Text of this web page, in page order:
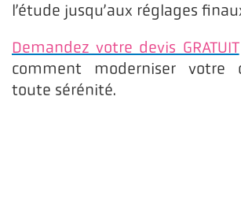
l’étude jusqu’aux réglages
Demandez votre devis GRATUIT
comment moderniser votre
toute sérénité.